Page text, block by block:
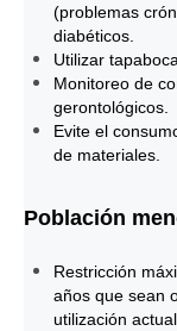
(problemas
diabéticos.
Utilizar
Monitoreo de
gerontológicos.
Evite el
de materiales.
Población
Restricción
años que sean
utilización